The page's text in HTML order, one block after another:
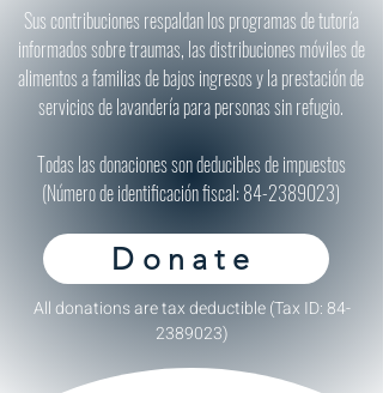
Sus contribuciones respaldan los programas de tutoría
informados sobre traumas, las distribuciones móviles de
alimentos a familias de bajos ingresos y la prestación de
servicios de lavandería para personas sin refugio.
Todas las donaciones son deducibles de impuestos
(Número de identificación fiscal:84-2389023)
Donate
All donations are tax deductible (Tax ID:84-
2389023)